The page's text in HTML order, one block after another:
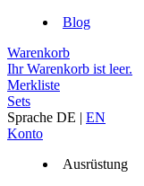
Blog
Warenkorb
Ihr Warenkorb ist leer.
Merkliste
Sets
Sprache DE | EN
Konto
Ausrüstung